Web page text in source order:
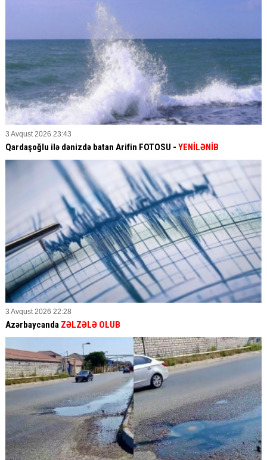
3 Avqust 2026 23:43
Qardaşoğlu ilə dənizdə batan Arifin FOTOSU - YENİLƏNİB
3 Avqust 2026 22:28
Azərbaycanda ZƏLZƏLƏ OLUB